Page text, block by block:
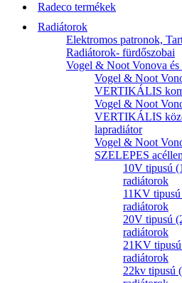
Radeco termékek
Radiátorok
Elektromos patronok,
Radiátorok- fürdőszobai
Vogel & Noot Vonova
Vogel & Noot
VERTIKÁLIS
Vogel & Noot
VERTIKÁLIS
lapradiátor
Vogel & Noot
SZELEPES
10V tipusú
radiátorok
11KV tipusú
radiátorok
20V tipusú
radiátorok
21KV tipusú
radiátorok
22kv tipusú